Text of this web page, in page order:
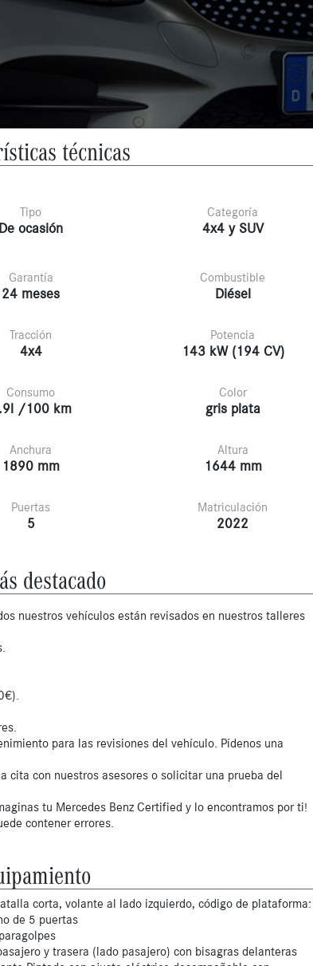
técnicas
Tipo
De ocasión
Categoría
4x4 y SUV
Garantía
24 meses
Combustible
Diésel
Tracción
4x4
Potencia
143 kW (194 CV)
Consumo
/100 km
Color
gris plata
Anchura
1890 mm
Altura
1644 mm
Puertas
5
Matriculación
2022
destacado
nuestros vehículos están revisados en nuestros talleres
para las revisiones del vehículo. Pídenos una
cita con nuestros asesores o solicitar una prueba del
tu Mercedes Benz Certified y lo encontramos por ti!
contener errores.
corta, volante al lado izquierdo, código de plataforma:
de 5 puertas
y trasera (lado pasajero) con bisagras delanteras